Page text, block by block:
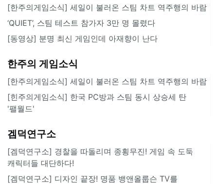
[한주의게임소식] 세일이 불러온 스팀 차트 역주행의 바람
‘QUIET’, 스팀 테스트 참가자 3만 명 몰렸다
[동영상] 분명 최신 게임인데 아재향이 난다
한주의 게임소식
[한주의게임소식] 세일이 불러온 스팀 차트 역주행의 바람
[힌주의게임소식] 한국 PC방과 스팀 동시 상승세 탄
'팰월드'
겜덕연구소
[겜덕연구소] 경찰을 따돌리며 종횡무진! 게임 속 도둑
캐릭터들 대단하다!
[겜덕연구소] 디자인 끝장! 명품 뱅앤올룹슨 TV를